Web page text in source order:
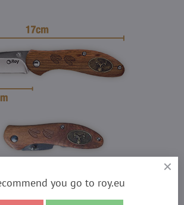
Produkty Nože
you go to roy.eu